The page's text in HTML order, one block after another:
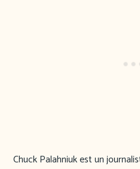
Chuck Palahniuk est un